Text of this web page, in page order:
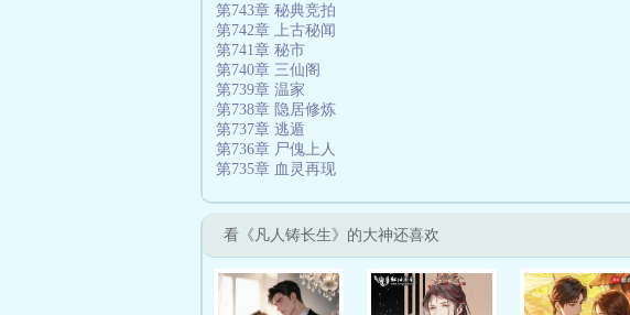
第743章 秘典竞拍
第742章 上古秘闻
第741章 秘市
第740章 三仙阁
第739章 温家
第738章 隐居修炼
第737章 逃遁
第736章 尸傀上人
第735章 血灵再现
看《凡人铸长生》的大神还喜欢